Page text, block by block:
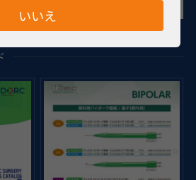
いいえ